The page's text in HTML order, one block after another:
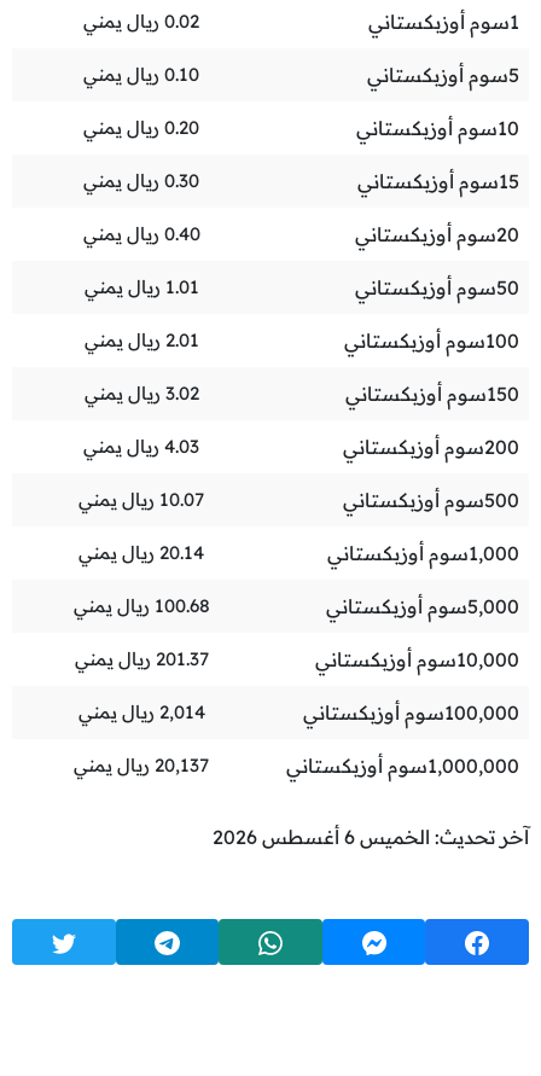
1سوم أوزبكستاني 0.02 ريال يمني
5سوم أوزبكستاني 0.10 ريال يمني
10سوم أوزبكستاني 0.20 ريال يمني
15سوم أوزبكستاني 0.30 ريال يمني
20سوم أوزبكستاني 0.40 ريال يمني
50سوم أوزبكستاني 1.01 ريال يمني
100سوم أوزبكستاني 2.01 ريال يمني
150سوم أوزبكستاني 3.02 ريال يمني
200سوم أوزبكستاني 4.03 ريال يمني
500سوم أوزبكستاني 10.07 ريال يمني
1,000سوم أوزبكستاني 20.14 ريال يمني
5,000سوم أوزبكستاني 100.68 ريال يمني
10,000سوم أوزبكستاني 201.37 ريال يمني
100,000سوم أوزبكستاني 2,014 ريال يمني
1,000,000سوم أوزبكستاني 20,137 ريال يمني
آخر تحديث: الخميس 6 أغسطس 2026